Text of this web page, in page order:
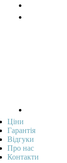
Ціни
Гарантія
Відгуки
Про нас
Контакти